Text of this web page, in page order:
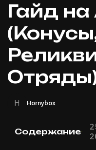
Гайд
H Hornybox
Содержание